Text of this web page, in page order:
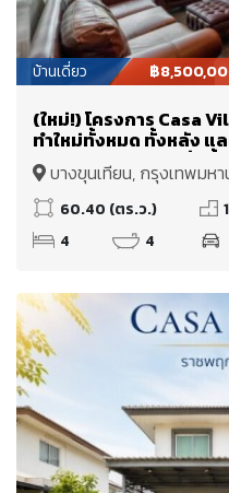
บ้านเดี่ยว ฿
(ใหม่!) โครงการ Casa
ทำใหม่ทั้งหมด ทั้งหลัง แ
Double Volume เพิ่มพื้น
(+80 เป็นเกือบ 240 ตร.
บางขุนเทียน, กรุงเทพมห
60.40 (ตร.ว.)
4
4